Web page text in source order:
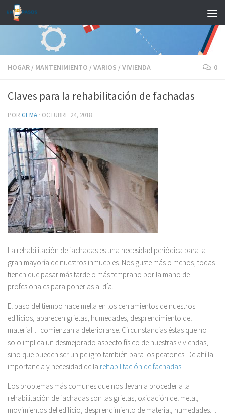
Saltar al contenido
HOGAR / MANTENIMIENTO /VARIOS /VIVIENDA 0
Claves para la rehabilitación de fachadas
POR GEMA · OCTUBRE 24, 2018
La rehabilitación de fachadas es una necesidad periódica para la
gran mayoría de nuestros inmuebles. Nos guste más o menos, todas
tienen que pasar más tarde o más temprano por la mano de
profesionales para ponerlas al día.
El paso del tiempo hace mella en los cerramientos de nuestros
edificios, aparecen grietas, humedades, desprendimiento del
material… comienzan a deteriorarse. Circunstancias éstas que no
solo implica un desmejorado aspecto físico de nuestras viviendas,
sino que pueden ser un peligro también para los peatones. De ahí la
importancia y necesidad de la rehabilitación de fachadas.
Los problemas más comunes que nos llevan a proceder a la
rehabilitación de fachadas son las grietas, oxidación del metal,
movimientos del edificio, desprendimiento de material, humedades…